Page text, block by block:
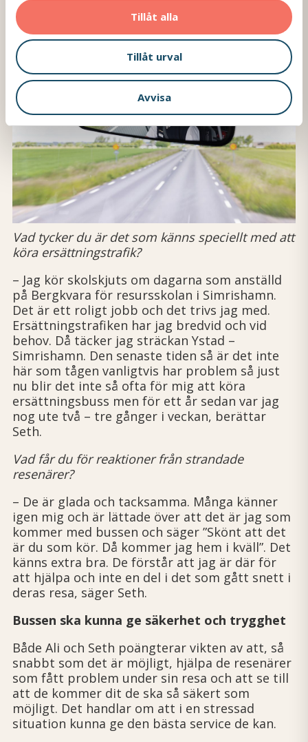
Tillåt alla
Tillåt urval
Avvisa
och då räknas varje minut.
Vad tycker du är det som känns speciellt med att
köra ersättningstrafik?
– Jag kör skolskjuts om dagarna som anställd
på Bergkvara för resurs­skolan i Simrishamn.
Det är ett roligt jobb och det trivs jag med.
Ersättningstrafiken har jag bredvid och vid
behov. Då täcker jag sträckan Ystad –
Simrishamn. Den senaste tiden så är det inte
här som tågen vanligtvis har problem så just
nu blir det inte så ofta för mig att köra
ersättningsbuss men för ett år sedan var jag
nog ute två – tre gånger i veckan, berättar
Seth.
Vad får du för reaktioner från strandade
resenärer?
– De är glada och tacksamma. Många ­känner
igen mig och är lättade över att det är jag som
kommer med bussen och säger ”Skönt att det
är du som kör. Då kommer jag hem i kväll”. Det
känns extra bra. De förstår att jag är där för
att hjälpa och inte en del i det som gått snett i
deras resa, säger Seth.
Bussen ska kunna ge säkerhet och trygghet
Både Ali och Seth poängterar vikten av att, så
snabbt som det är möjligt, hjälpa de resenärer
som fått problem under sin resa och att se till
att de kommer dit de ska så säkert som
möjligt. Det handlar om att i en stressad
situation kunna ge den bästa service de kan.